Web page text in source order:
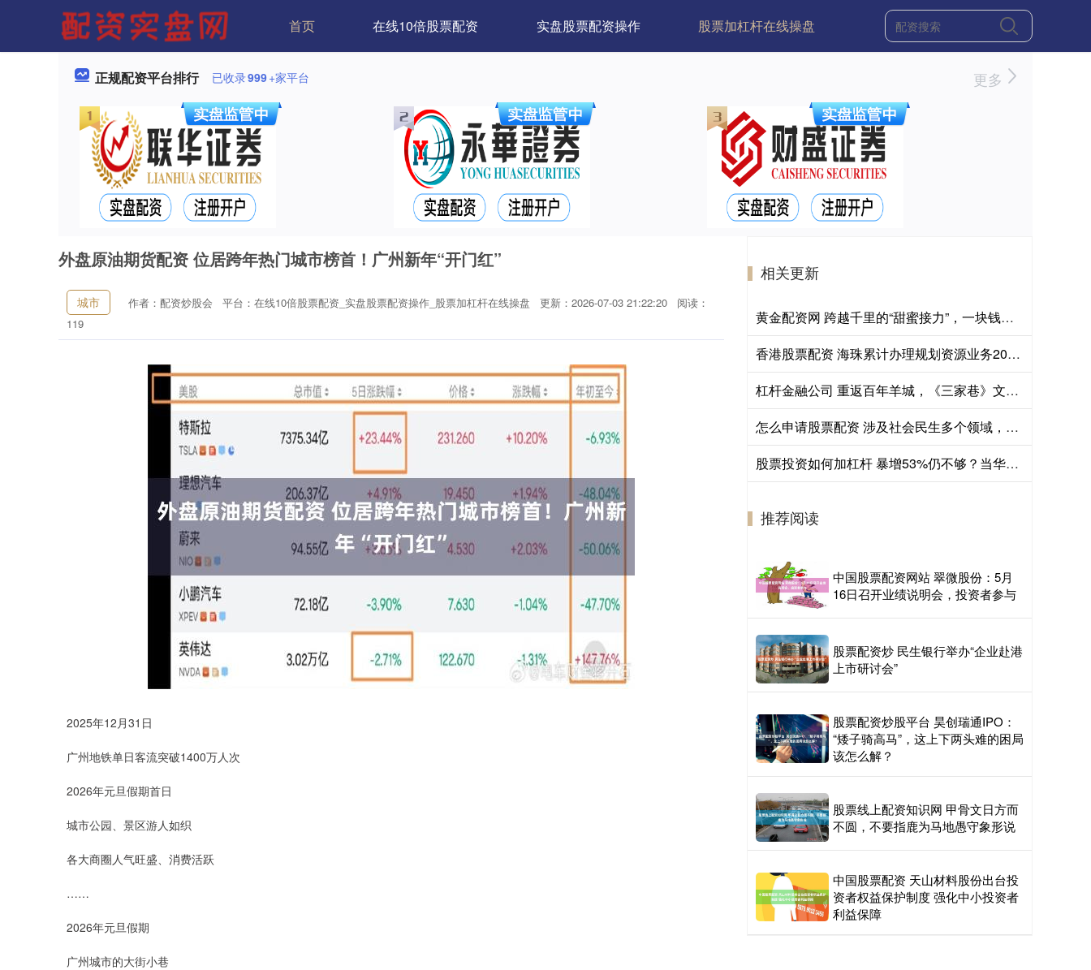
首页 在线10倍股票配资 实盘股票配资操作 股票加杠杆在线操盘
正规配资平台排行 已收录999+家平台 更多
外盘原油期货配资 位居跨年热门城市榜首！广州新年“开门红”
城市 作者：配资炒股会 平台：在线10倍股票配资_实盘股票配资操作_股票加杠杆在线操盘 更新：2026-07-03 21:22:20
阅读：
119
2025年12月31日
广州地铁单日客流突破1400万人次
2026年元旦假期首日
城市公园、景区游人如织
各大商圈人气旺盛、消费活跃
……
2026年元旦假期
广州城市的大街小巷
相关更新
黄金配资网 跨越千里的“甜蜜接力”，一块钱一斤的河南西瓜热销南沙
香港股票配资 海珠累计办理规划资源业务2000宗，平均缩短2.9个工作日
杠杆金融公司 重返百年羊城，《三家巷》文学戏剧工作坊顺利举行
怎么申请股票配资 涉及社会民生多个领域，一批新规下月起施行
股票投资如何加杠杆 暴增53%仍不够？当华尔街创下纪录，欧洲大行的好业绩反而成了“不及格”
推荐阅读
中国股票配资网站 翠微股份：5月
16日召开业绩说明会，投资者参与
股票配资炒 民生银行举办“企业赴港
上市研讨会”
股票配资炒股平台 昊创瑞通IPO：
“矮子骑高马”，这上下两头难的困局
该怎么解？
股票线上配资知识网 甲骨文日方而
不圆，不要指鹿为马地愚守象形说
中国股票配资 天山材料股份出台投
资者权益保护制度 强化中小投资者
利益保障